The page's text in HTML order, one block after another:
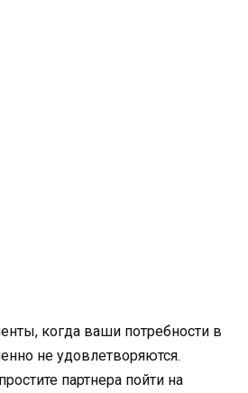
когда ваши потребности в
не удовлетворяются.
партнера пойти на